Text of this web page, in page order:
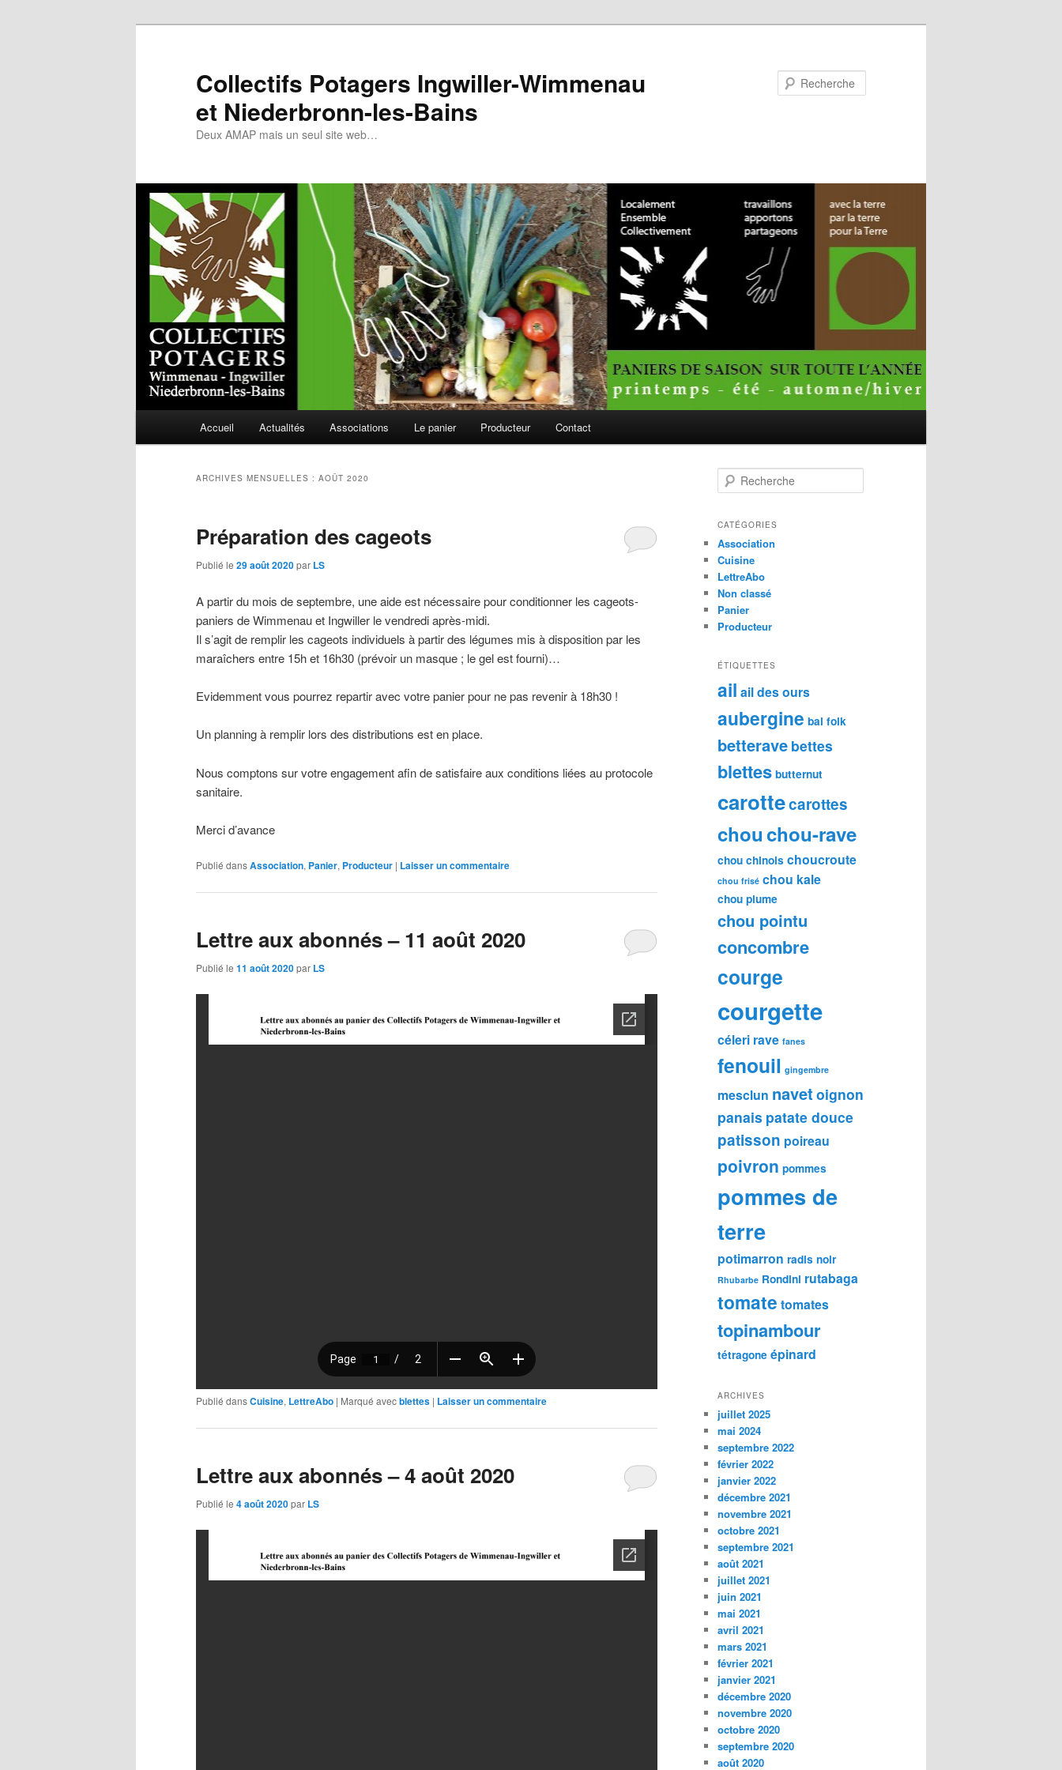
Collectifs Potagers Ingwiller-Wimmenau
et Niederbronn-les-Bains
Deux AMAP mais un seul site web…
Aller
principal
Aller
secondaire
Accueil Actualités Associations Le panier Producteur Contact
ARCHIVES MENSUELLES : AOÛT 2020
Préparation des cageots
Publié le 29 août 2020par LS
A partir du mois de septembre, une aide est nécessaire pour conditionner les cageots-
paniers de Wimmenau et Ingwiller le vendredi après-midi.
Il s’agit de remplir les cageots individuels à partir des légumes mis à disposition par les
maraîchers entre 15h et 16h30 (prévoir un masque ; le gel est fourni)…
Evidemment vous pourrez repartir avec votre panier pour ne pas revenir à 18h30 !
Un planning à remplir lors des distributions est en place.
Nous comptons sur votre engagement afin de satisfaire aux conditions liées au protocole
sanitaire.
Merci d’avance
Publié dansAssociation, Panier, Producteur | Laisser un commentaire
Lettre aux abonnés – 11 août 2020
Publié le 11 août 2020par LS
Publié dansCuisine, LettreAbo | Marqué avecblettes | Laisser un commentaire
Lettre aux abonnés – 4 août 2020
Publié le 4 août 2020par LS
e
h
r
c
h
e
CATÉGORIES
Association
Cuisine
LettreAbo
Non classé
Panier
Producteur
ÉTIQUETTES
ail ail des ours
aubergine bal folk
betterave bettes
blettes butternut
carottecarottes
chouchou-rave
chou chinois choucroute
chou frisé chou kale
chou plume
chou pointu
concombre
courge
courgette
céleri rave fanes
fenouil gingembre
mesclun navet oignon
panais patate douce
patisson poireau
poivron pommes
pommes de
terre
potimarron radis noir
Rhubarbe Rondini rutabaga
tomate tomates
topinambour
tétragone épinard
ARCHIVES
juillet 2025
mai 2024
septembre 2022
février 2022
janvier 2022
décembre 2021
novembre 2021
octobre 2021
septembre 2021
août 2021
juillet 2021
juin 2021
mai 2021
avril 2021
mars 2021
février 2021
janvier 2021
décembre 2020
novembre 2020
octobre 2020
septembre 2020
août 2020